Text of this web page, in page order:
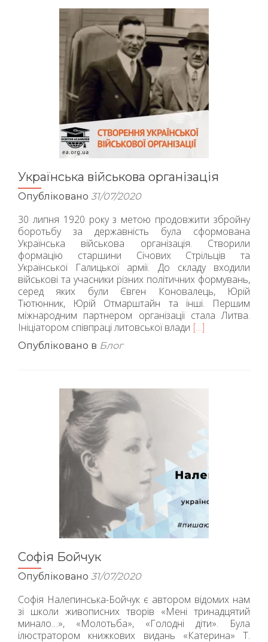
асамблея?
Як
не
загубитися
в
неформальній
освіті
Українська військова організація
Опубліковано 31/07/2020
30 липня 1920 року з метою продовжити збройну
боротьбу за державність була сформована
Українська військова організація. Створили
формацію старшини Січових Стрільців та
Української Галицької армії. До складу входили
військові та учасники різних політичних формувань,
серед яких були Євген Коновалець, Юрій
Тютюнник, Юрій Отмарштайн та інші. Першим
міжнародним партнером організації стала Литва.
Ініціатором співпраці литовської влади Читати
[…]
Опубліковано в Блог
Софія Бойчук
Опубліковано 31/07/2020
Софія Налепинська-Бойчук є автором відомих нам
зі школи живописних творів «Мені тринадцятий
минало…», «Молотьба», «Голодні діти». Була
ілюстратором книжкових видань «Катерина» Т.